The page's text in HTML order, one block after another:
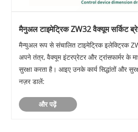
मैनुअल टाइमेट्रिक ZW32 वैक्यूम सर्किट
कैसे करता है?
मैन्युअल रूप से संचालित टाइमेट्रिक इलेक्ट्रिक
अपने तंत्र, वैक्यूम इंटरप्रेटर और ट्रांसफार्मर के
सुरक्षा करता है। आइए उनके कार्य सिद्धांतों और
नज़र डालें:
और पढ़ें